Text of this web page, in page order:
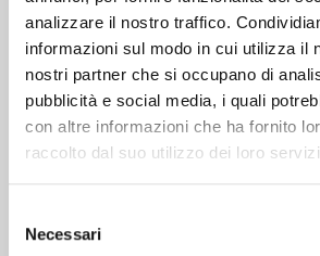
analizzare il nostro traffico.
informazioni sul modo in cui utilizza il
nostri partner che si occupano di
pubblicità e social media, i quali
con altre informazioni che ha fornito
raccolto dal suo utilizzo dei loro
delNecessari